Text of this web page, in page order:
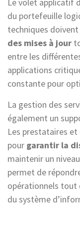
du portefeuille
techniques
des mises à jour
entre les
applications
constante pour
La gestion des
également un
Les prestataires
pour garantir la
maintenir un
permet de
opérationnels tout
du système